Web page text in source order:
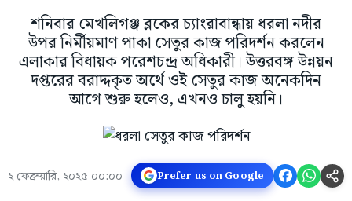
শনিবার মেখলিগঞ্জ ব্লকের চ্যাংরাবান্ধায় ধরলা নদীর
উপর নির্মীয়মাণ পাকা সেতুর কাজ পরিদর্শন করলেন
এলাকার বিধায়ক পরেশচন্দ্র অধিকারী। উত্তরবঙ্গ উন্নয়ন
দপ্তরের বরাদ্দকৃত অর্থে ওই সেতুর কাজ অনেকদিন
আগে শুরু হলেও, এখনও চালু হয়নি।
২ ফেব্রুয়ারি, ২০২৫ ০০:০০ Prefer us on Google